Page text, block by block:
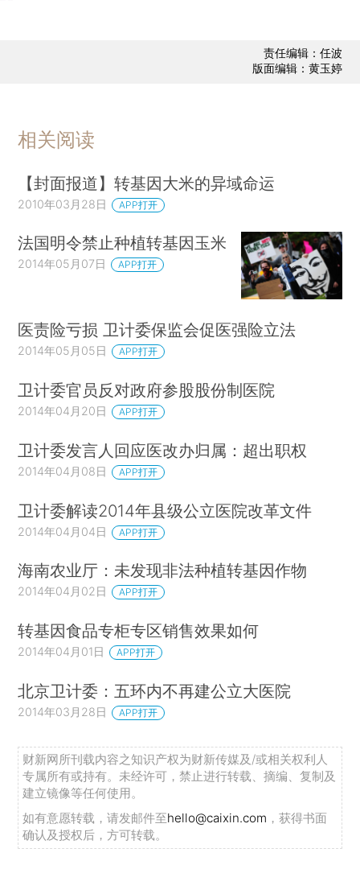
责任编辑：任波
版面编辑：黄玉婷
相关阅读
【封面报道】转基因大米的异域命运
2010年03月28日 APP打开
法国明令禁止种植转基因玉米
2014年05月07日 APP打开
医责险亏损 卫计委保监会促医强险立法
2014年05月05日 APP打开
卫计委官员反对政府参股股份制医院
2014年04月20日 APP打开
卫计委发言人回应医改办归属：超出职权
2014年04月08日 APP打开
卫计委解读2014年县级公立医院改革文件
2014年04月04日 APP打开
海南农业厅：未发现非法种植转基因作物
2014年04月02日 APP打开
转基因食品专柜专区销售效果如何
2014年04月01日 APP打开
北京卫计委：五环内不再建公立大医院
2014年03月28日 APP打开
财新网所刊载内容之知识产权为财新传媒及/或相关权利人
专属所有或持有。未经许可，禁止进行转载、摘编、复制及
建立镜像等任何使用。
如有意愿转载，请发邮件至hello@caixin.com ，获得书面
确认及授权后，方可转载。